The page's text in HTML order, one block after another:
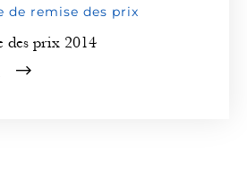
de remise des prix
des prix 2014